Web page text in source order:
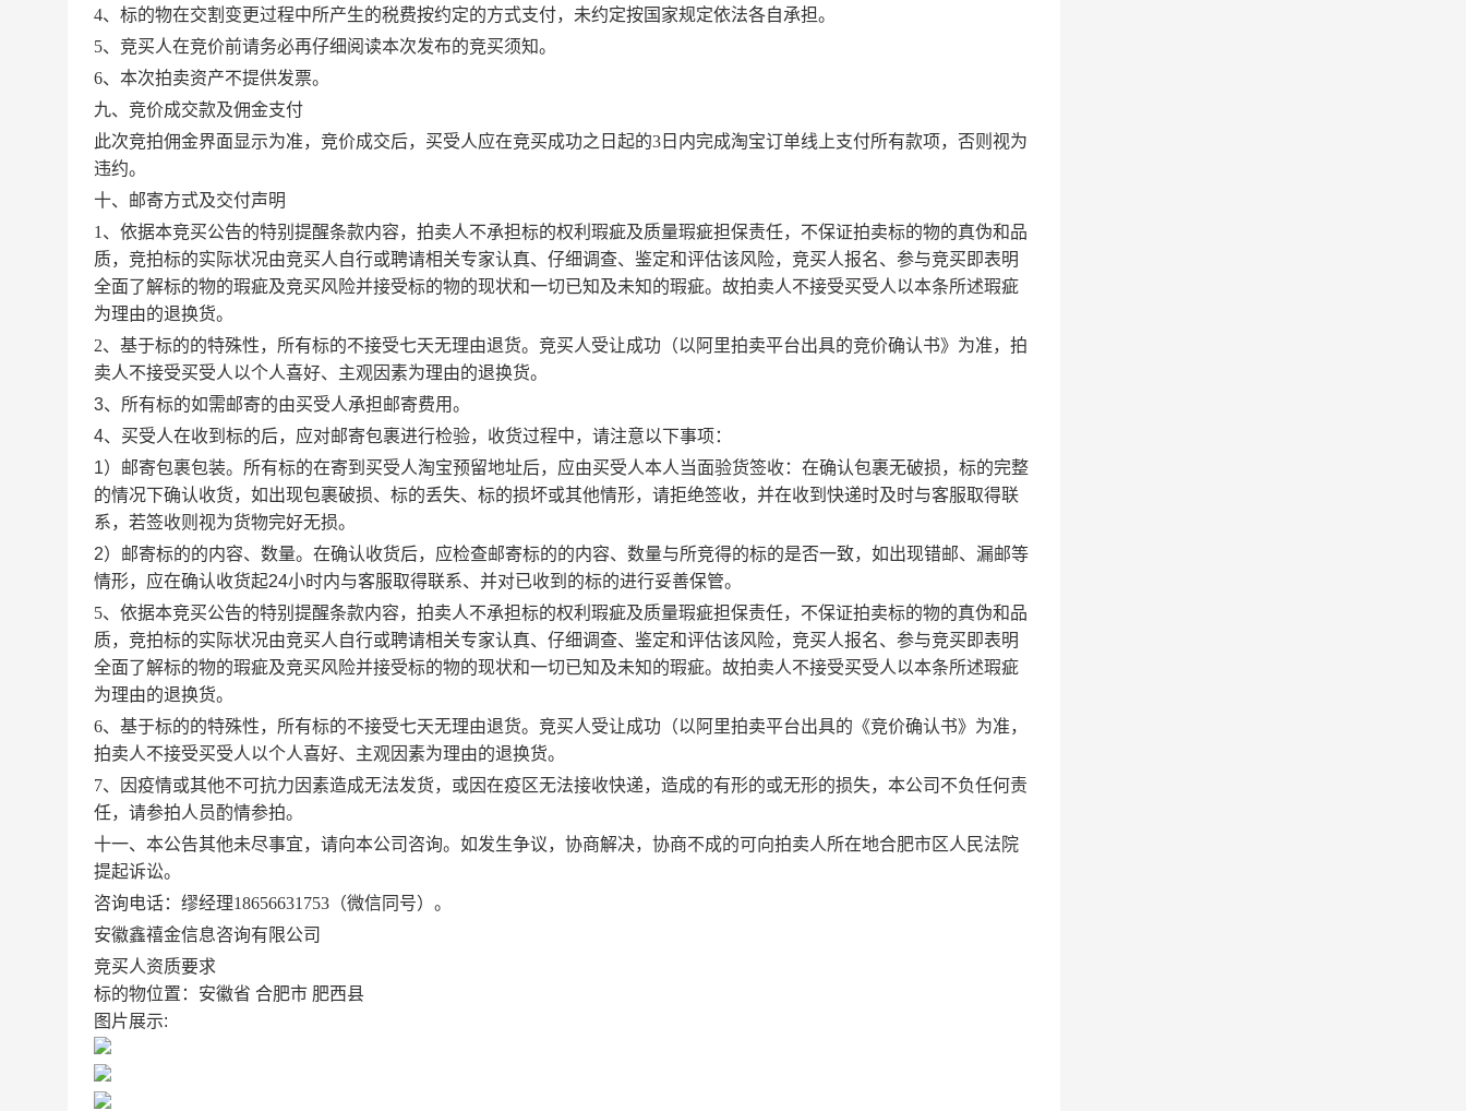
4、标的物在交割变更过程中所产生的税费按约定的方式支付，未约定按国家规定依法各自承担。
5、竞买人在竞价前请务必再仔细阅读本次发布的竞买须知。
6、本次拍卖资产不提供发票。
九、竞价成交款及佣金支付
此次竞拍佣金界面显示为准，竞价成交后，买受人应在竞买成功之日起的3 日 内完成淘宝订单线上支付所有款项，否则视为
违约。
十、邮寄方式及交付声明
1、依据本竞买公告的特别提醒条款内容，拍卖人不承担标的权利瑕疵及质量瑕疵担保责任，不保证拍卖标的物的真伪和品
质，竞拍标的实际状况由竞买人自行或聘请相关专家认真、仔细调查、鉴定和评估该风险，竞买人报名、参与竞买即表明
全面了解标的物的瑕疵及竞买风险并接受标的物的现状和一切已知及未知的瑕疵。故拍卖人不接受买受人以本条所述瑕疵
为理由的退换货。
2、基于标的的特殊性，所有标的不接受七天无理由退货。竞买人受让成功（以阿里拍卖平台出具的竞价确认书》为准，拍
卖人不接受买受人以个人喜好、主观因素为理由的退换货。
3、所有标的如需邮寄的由买受人承担邮寄费用。
4、买受人在收到标的后，应对邮寄包裹进行检验，收货过程中，请注意以下事项：
1）邮寄包裹包装。所有标的在寄到买受人淘宝预留地址后，应由买受人本人当面验货签收：在确认包裹无破损，标的完整
的情况下确认收货，如出现包裹破损、标的丢失、标的损坏或其他情形，请拒绝签收，并在收到快递时及时与客服取得联
系，若签收则视为货物完好无损。
2）邮寄标的的内容、数量。在确认收货后，应检查邮寄标的的内容、数量与所竞得的标的是否一致，如出现错邮、漏邮等
情形，应在确认收货起24小时内与客服取得联系、并对已收到的标的进行妥善保管。
5、 依据本竞买公告的特别提醒条款内容，拍卖人不承担标的权利瑕疵及质量瑕疵担保责任，不保证拍卖标的物的真伪和品
质，竞拍标的实际状况由竞买人自行或聘请相关专家认真、仔细调查、鉴定和评估该风险，竞买人报名、参与竞买即表明
全面了解标的物的瑕疵及竞买风险并接受标的物的现状和一切已知及未知的瑕疵。故拍卖人不接受买受人以本条所述瑕疵
为理由的退换货。
6、基于标的的特殊性，所有标的不接受七天无理由退货。竞买人受让成功（以阿里拍卖平台出具的《竞价确认书》为准，
拍卖人不接受买受人以个人喜好、主观因素为理由的退换货。
7、因疫情或其他不可抗力因素造成无法发货，或因在疫区无法接收快递，造成的有形的或无形的损失，本公司不负任何责
任，请参拍人员酌情参拍。
十一、本公告其他未尽事宜，请向本公司咨询。如发生争议，协商解决，协商不成的可向拍卖人所在地合肥市区人民法院
提起诉讼。
咨询电话：缪经理18656631753 （微信同号）。
安徽鑫禧金信息咨询有限公司
竞买人资质要求
标的物位置：安徽省 合肥市 肥西县
图片展示: